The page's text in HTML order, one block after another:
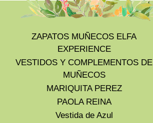
ZAPATOS MUÑECOS ELFA
EXPERIENCE
VESTIDOS Y COMPLEMENTOS DE
MUÑECOS
MARIQUITA PEREZ
PAOLA REINA
Vestida de Azul